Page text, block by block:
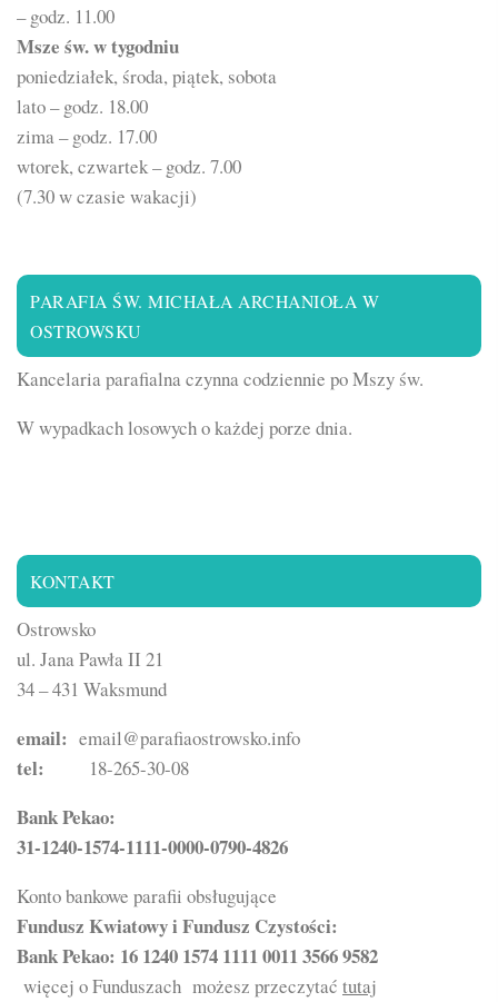
– godz. 11.00
Msze św. w tygodniu
poniedziałek, środa, piątek, sobota
lato – godz. 18.00
zima – godz. 17.00
wtorek, czwartek – godz. 7.00
(7.30 w czasie wakacji)
PARAFIA ŚW. MICHAŁA ARCHANIOŁA W
OSTROWSKU
Kancelaria parafialna czynna codziennie po Mszy św.
W wypadkach losowych o każdej porze dnia.
KONTAKT
Ostrowsko
ul. Jana Pawła II 21
34 – 431 Waksmund
email: email@parafiaostrowsko.info
tel: 18-265-30-08
Bank Pekao:
31-1240-1574-1111-0000-0790-4826
Konto bankowe parafii obsługujące
Fundusz Kwiatowy i Fundusz Czystości:
Bank Pekao: 16 1240 1574 1111 0011 3566 9582
więcej o Funduszach możesz przeczytać tutaj